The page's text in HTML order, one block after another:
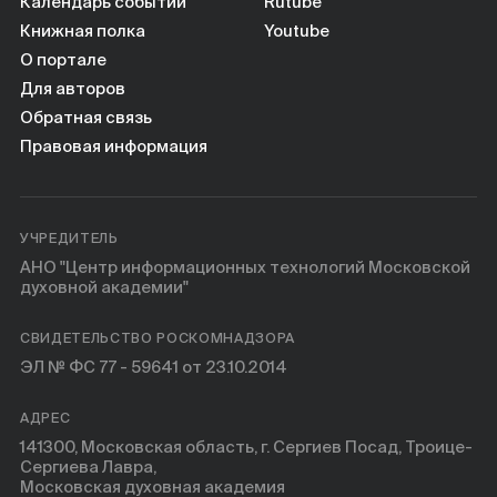
Книжная полка
О портале
Для авторов
Обратная связь
Правовая информация
Youtube
УЧРЕДИТЕЛЬ
АНО "Центр информационных технологий Московской
духовной академии"
СВИДЕТЕЛЬСТВО РОСКОМНАДЗОРА
ЭЛ № ФС 77 - 59641 от 23.10.2014
АДРЕС
141300, Московская область, г. Сергиев Посад, Троице-
Сергиева Лавра,
Московская духовная академия